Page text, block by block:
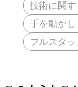
技術に関
手を動か
フルスタ